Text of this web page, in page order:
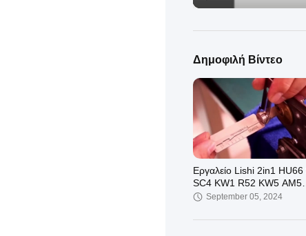
Δημοφιλή Βίντεο
Εργαλείο Lishi 2in1 HU66
SC4 KW1 R52 KW5 AM5
M1/MS2 B111 TE2
September 05, 2024